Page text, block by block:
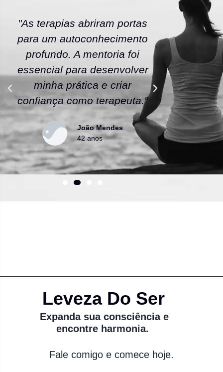
"As terapias abriram portas
para um autoconhecimento
profundo. A mentoria foi
essencial para desenvolver
minha prática e criar
confiança como terapeuta."
João Mendes
42 anos
"A
escola
As
uma
Leveza Do Ser
Expanda sua consciência e
encontre harmonia.
Fale comigo e comece hoje.